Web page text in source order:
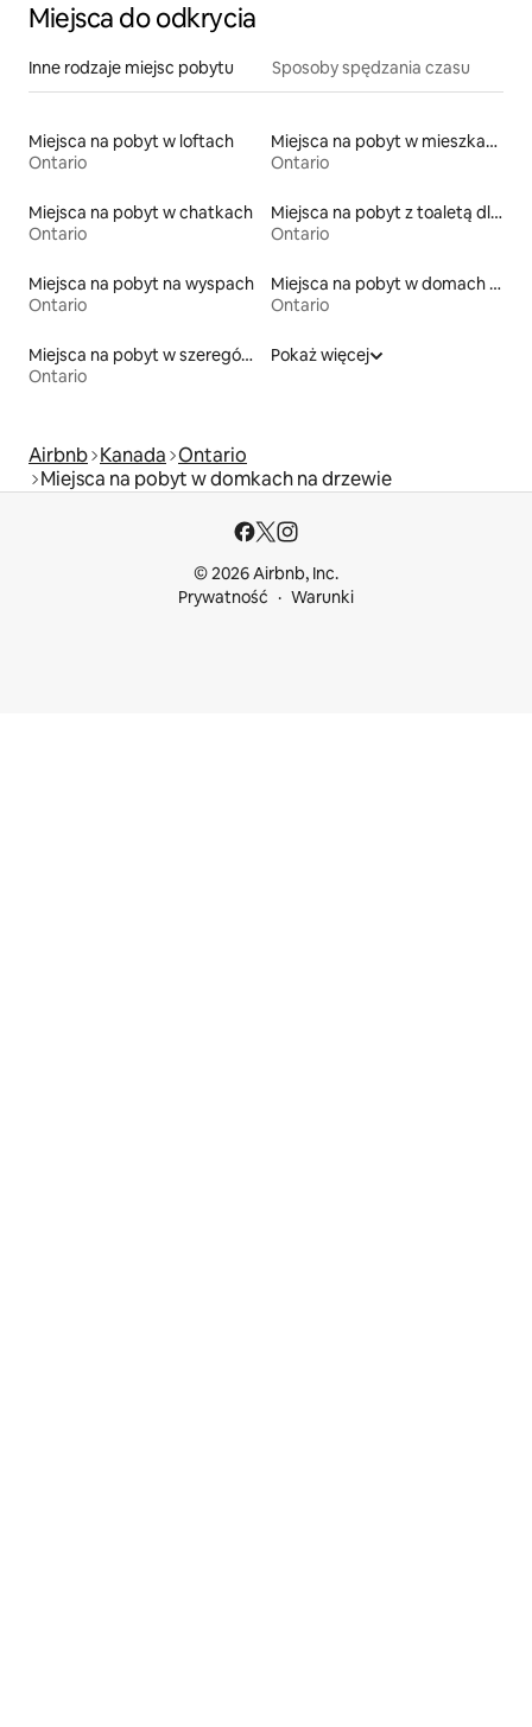
Miejsca do odkrycia
Inne rodzaje miejsc pobytu Sposoby spędzania czasu
Miejsca na pobyt w loftach
Ontario
Miejsca na pobyt w mieszkaniach typu condo
Ontario
Miejsca na pobyt w chatkach
Ontario
Miejsca na pobyt z toaletą dla osoby z niepełnosprawnością
Ontario
Miejsca na pobyt na wyspach
Ontario
Miejsca na pobyt w domach wakacyjnych
Ontario
Miejsca na pobyt w szeregówkach
Ontario
Pokaż więcej
Airbnb Kanada Ontario
Miejsca na pobyt w domkach na drzewie
© 2026 Airbnb, Inc.
Prywatność
Warunki